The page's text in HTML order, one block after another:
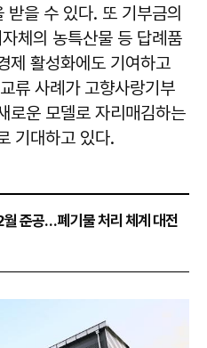
을 수 있다. 또 기부금의
체의 농특산물 등 답례품
제 활성화에도 기여하고
류 사례가 고향사랑기부
로운 모델로 자리매김하는
기대하고 있다.
준공… 폐기물 처리 체계 대전